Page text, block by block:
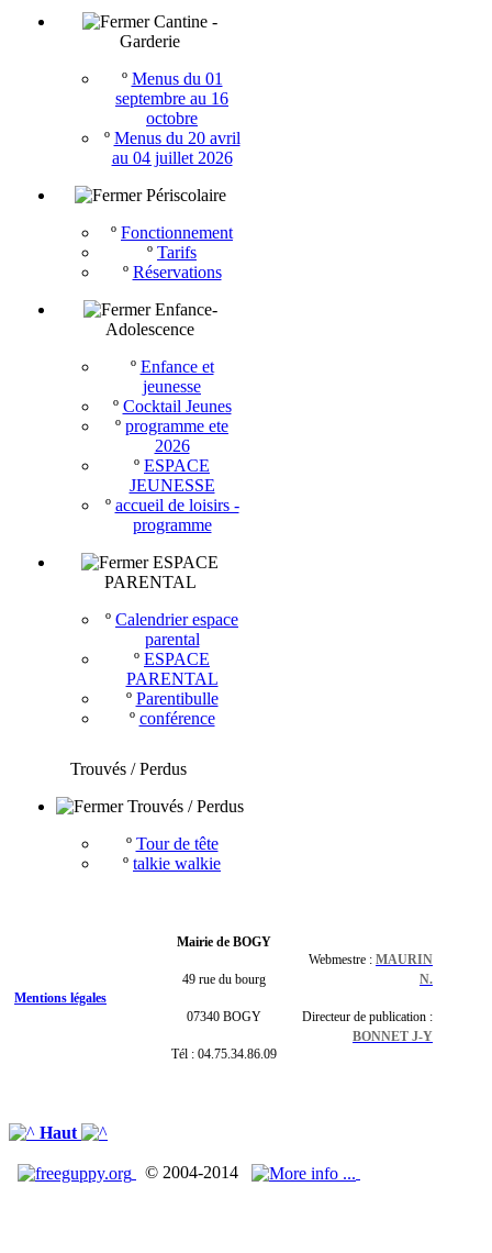
Cantine -
Garderie
º Menus du 01
septembre au 16
octobre
º Menus du 20 avril
au 04 juillet 2026
Périscolaire
º Fonctionnement
º Tarifs
º Réservations
Enfance-
Adolescence
º Enfance et
jeunesse
º Cocktail Jeunes
º programme ete
2026
º ESPACE
JEUNESSE
º accueil de loisirs -
programme
ESPACE
PARENTAL
º Calendrier espace
parental
º ESPACE
PARENTAL
º Parentibulle
º conférence
Trouvés / Perdus
Trouvés / Perdus
º Tour de tête
º talkie walkie
Mentions légales
Mairie de BOGY
49 rue du bourg
07340 BOGY
Tél : 04.75.34.86.09
Webmestre : MAURIN
N.
Directeur de publication :
BONNET J-Y
Haut
© 2004-2014